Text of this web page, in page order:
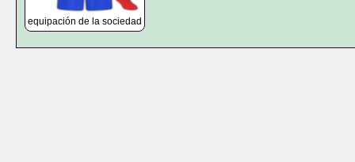
equipación de la sociedad